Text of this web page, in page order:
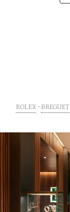
ROLEX BREGUET